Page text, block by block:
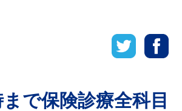
で保険診療全科目